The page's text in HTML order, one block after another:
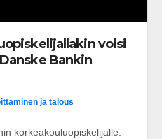
voisi
Bankin
ja talous
korkeakouluopiskelijalle.